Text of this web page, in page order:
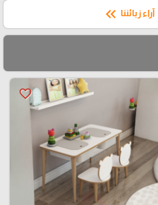
آراء زبائننا keyboard_double_arrow_left
favorite_border